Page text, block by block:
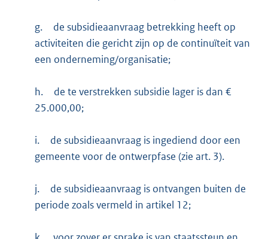
g.
de subsidieaanvraag betrekking heeft op
activiteiten die gericht zijn op de continuïteit van
een onderneming/organisatie;
h.
de te verstrekken subsidie lager is dan €
25.000,00;
i.
de subsidieaanvraag is ingediend door een
gemeente voor de ontwerpfase (zie art. 3).
j.
de subsidieaanvraag is ontvangen buiten de
periode zoals vermeld in artikel 12;